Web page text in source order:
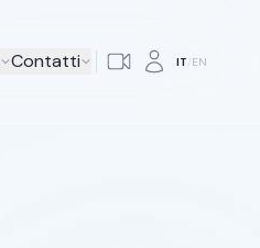
Contatti IT/EN